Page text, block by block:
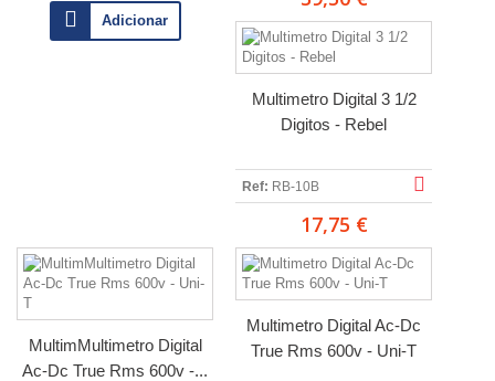
Adicionar
Multimetro Digital 3 1/2
Digitos - Rebel
Ref: RB-10B
17,75 €
MultimMultimetro Digital
Ac-Dc True Rms 600v -...
Multimetro Digital Ac-Dc
True Rms 600v - Uni-T